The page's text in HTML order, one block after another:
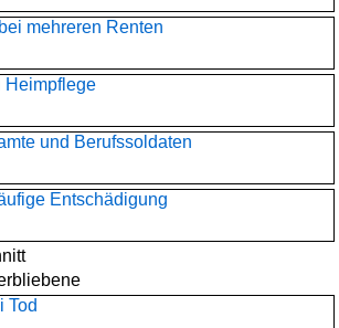
mehreren Renten
Heimpflege
und Berufssoldaten
Entschädigung
Tod